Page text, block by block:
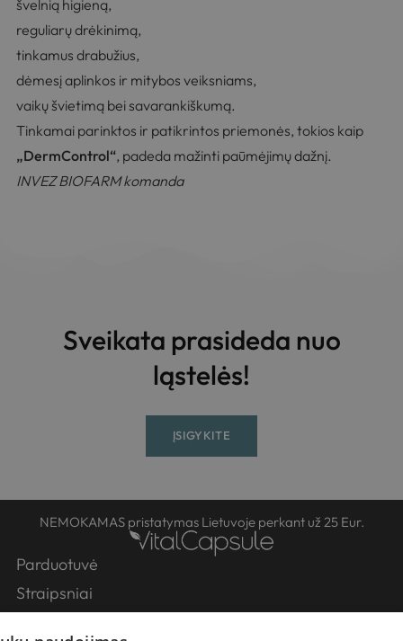
švelnią higieną,
reguliarų drėkinimą,
tinkamus drabužius,
dėmesį aplinkos ir mitybos veiksniams,
vaikų švietimą bei savarankiškumą.
Tinkamai parinktos ir patikrintos priemonės, tokios kaip
„DermControl“, padeda mažinti paūmėjimų dažnį.
INVEZ BIOFARM komanda
Sveikata prasideda nuo
ląstelės!
ĮSIGYKITE
NEMOKAMAS pristatymas Lietuvoje perkant už 25 Eur.
Parduotuvė
Straipsniai